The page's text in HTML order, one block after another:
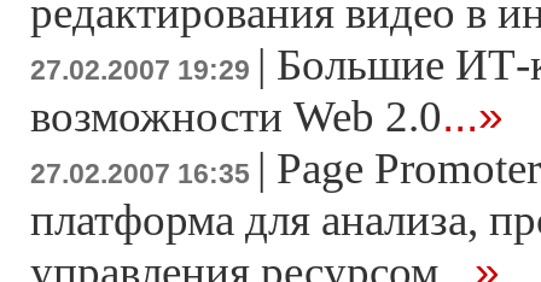
редактирования видео в
27.02.2007 19:29 | Большие ИТ-
возможности Web 2.0...»
27.02.2007 16:35 | Page
платформа для анализа,
управления ресурсом ...»